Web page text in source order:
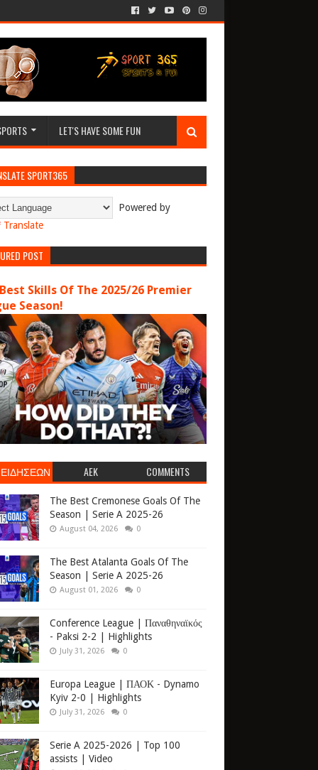
LET'S HAVE SOME FUN
SPORT365
Powered by
Translate
POST
Skills Of The 2025/26 Premier
Season!
AEK COMMENTS
The Best Cremonese Goals Of The
Season | Serie A 2025-26
August 04, 2026 0
The Best Atalanta Goals Of The
Season | Serie A 2025-26
August 01, 2026 0
Conference League | Παναθηναϊκός
- Paksi 2-2 | Highlights
July 31, 2026 0
Europa League | ΠΑΟΚ - Dynamo
Kyiv 2-0 | Highlights
July 31, 2026 0
Serie A 2025-2026 | Top 100
assists | Video